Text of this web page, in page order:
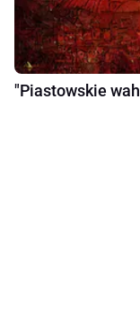
"Piastowskie